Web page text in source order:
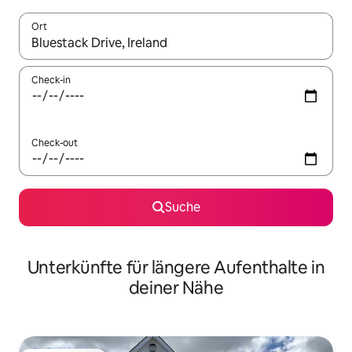
Ort
Wenn Ergebnisse verfügbar sind, navigiere mit den
Check-in
Check-out
Suche
Unterkünfte für längere Aufenthalte in
deiner Nähe